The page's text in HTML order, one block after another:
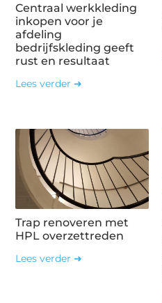
Centraal werkkleding
inkopen voor je
afdeling
bedrijfskleding geeft
rust en resultaat
Lees verder ➜
Trap renoveren met
HPL overzettreden
Lees verder ➜